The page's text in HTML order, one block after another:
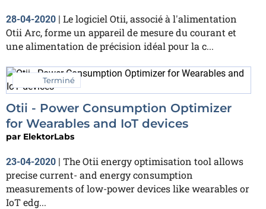
28-04-2020 | Le logiciel Otii, associé à l'alimentation
Otii Arc, forme un appareil de mesure du courant et
une alimentation de précision idéal pour la c...
Terminé
Otii - Power Consumption Optimizer
for Wearables and IoT devices
par ElektorLabs
23-04-2020 | The Otii energy optimisation tool allows
precise current- and energy consumption
measurements of low-power devices like wearables or
IoT edg...